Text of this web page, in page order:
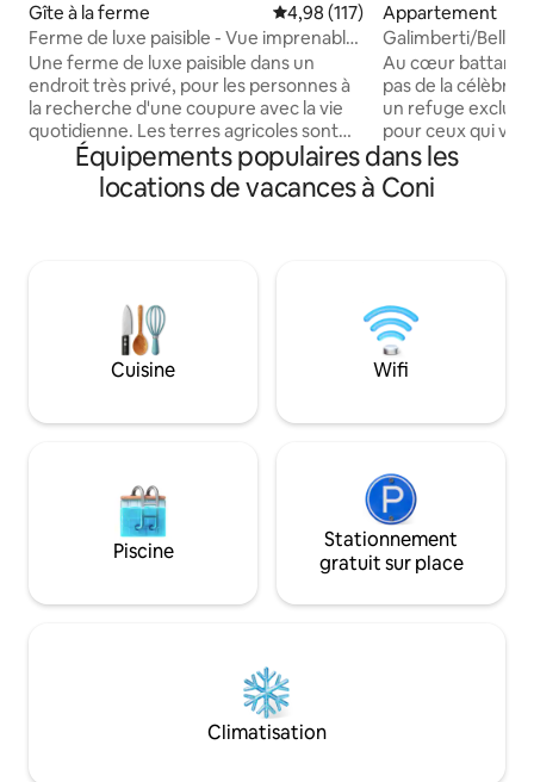
Gîte à la ferme Évaluation moyenne sur la
4,98 (117)
Ferme de luxe paisible - Vue imprenable
sur les Alpes
Une ferme de luxe paisible dans un
endroit très privé, pour les personnes à
la recherche d'une coupure avec la vie
quotidienne. Les terres agricoles sont
principalement constituées d'oliviers
disposés le long de terrasses à flanc de
coteau, de buissons de myrtilles et de
forêts tranquilles et de sentiers pour
faire des promenades relaxantes ou de
la randonnée. Un terrain de golf est à
seulement quelques minutes en voiture
Appartement
Galimberti/
[Espace détente]
Au cœur battant
pas de la célèbre
un refuge
pour ceux qui
renoncer au confort.
avec la lumière
environnements
paix où se sentir
maison, avec
vivre une
inoubliable.
Équipements populaires dans les
locations de vacances à Coni
Cuisine Wifi
Piscine
Stationnement
gratuit sur place
Climatisation